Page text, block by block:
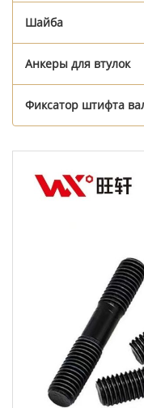
Шайба
Анкеры для втулок
Фиксатор штифта